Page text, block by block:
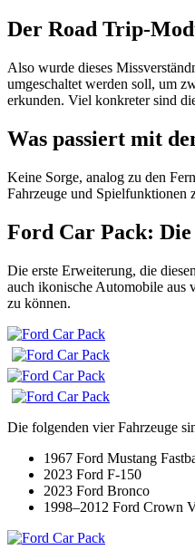
Der Road Trip-
Also wurde dieses
umgeschaltet werden soll, um
erkunden. Viel konkreter sind
Was passiert mit
Keine Sorge, analog zu den
Fahrzeuge und Spielfunktionen
Ford Car Pack: Die
Die erste Erweiterung, die
auch ikonische Automobile aus
zu können.
Die folgenden vier Fahrzeuge
1967 Ford Mustang
2023 Ford F-150
2023 Ford Bronco
1998–2012 Ford Crown